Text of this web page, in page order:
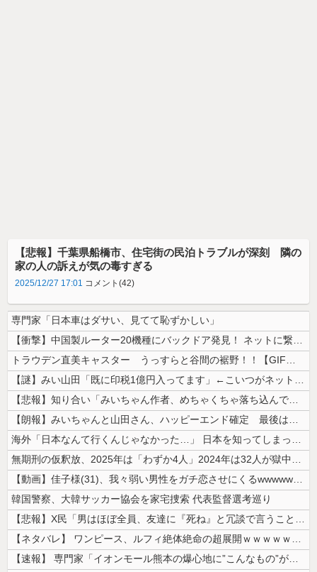
【悲報】千葉県船橋市、住宅街の民泊トラブルが深刻 隣の
家の人の訴えが気の毒すぎる
2025/12/27 17:01 コメント(42)
専門家「日本車はダサい、見てて恥ずかしい」
【衝撃】中国製ルーター20機種にバックドア発見！ ネットに繋ぐだけで3...
トラウデン直美キャスター うっすらと谷間の裾野！！【GIF動画あり】
【謎】みい山田「既に印税1億円入ってます」←こいつがネットの叩き程度に...
【悲報】知り合い「みいちゃん作者、めちゃくちゃ落ち込んでる。以前みいち...
【朗報】みいちゃんと山田さん、ハッピーエンド確定 最後はママに埋葬され...
海外「日本なんて行くんじゃなかった…」 日本を知ってしまったディズニー...
無期刑の仮釈放、2025年は「わずか4人」2024年は32人が獄中死…...
【動画】佳子様(31)、我々弱い男性をガチ恋させにくるwwwwwww ...
韓国警察、大韓サッカー協会を家宅捜索 代表監督選考巡り
【悲報】X民「男はほぼ全員、友達に『死ね』と冗談で言うことがある」←こ...
【ネタバレ】 ワンピース、ルフィ絶体絶命の超展開ｗｗｗｗｗｗｗｗｗｗｗ...
【速報】 専門家「イオンモール熊本の爆心地に”こんなもの”があったんだ...